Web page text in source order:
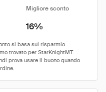
Migliore sconto
16%